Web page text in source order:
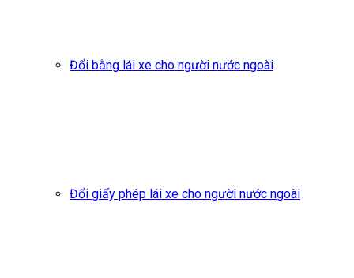
Đổi bằng lái xe cho người nước ngoài
Đổi giấy phép lái xe cho người nước ngoài